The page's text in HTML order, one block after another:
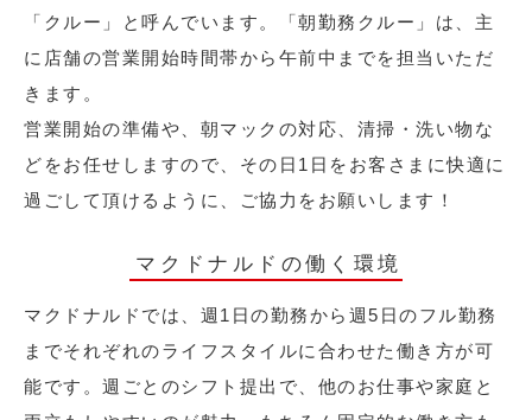
「クルー」と呼んでいます。「朝勤務クルー」は、主
に店舗の営業開始時間帯から午前中までを担当いただ
きます。
営業開始の準備や、朝マックの対応、清掃・洗い物な
どをお任せしますので、その日1日をお客さまに快適に
過ごして頂けるように、ご協力をお願いします！
マクドナルドの働く環境
マクドナルドでは、週1日の勤務から週5日のフル勤務
までそれぞれのライフスタイルに合わせた働き方が可
能です。週ごとのシフト提出で、他のお仕事や家庭と